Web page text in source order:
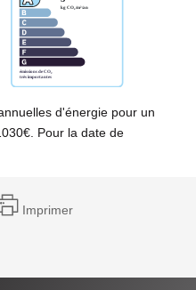
d'énergie pour un
Pour la date de
Imprimer